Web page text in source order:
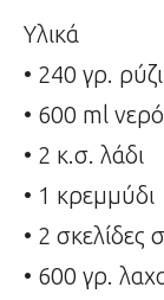
Υλικά
• 240 γρ. ρύζι
• 600 ml νερό
• 2 κ.σ. λάδι
• 1 κρεμμύδι
• 2 σκελίδες
• 600 γρ.